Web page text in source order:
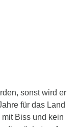
sonst wird er
für das Land
Biss und kein